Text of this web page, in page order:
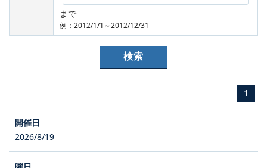
まで
例：2012/1/1～2012/12/31
1
2026/8/19